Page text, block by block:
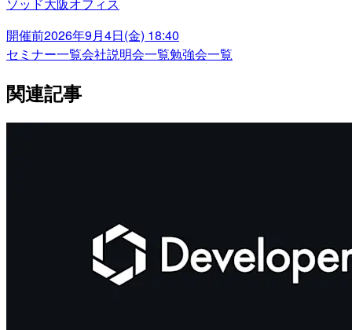
ソッド大阪オフィス
開催前2026年9月4日(金) 18:40
セミナー一覧会社説明会一覧勉強会一覧
関連記事